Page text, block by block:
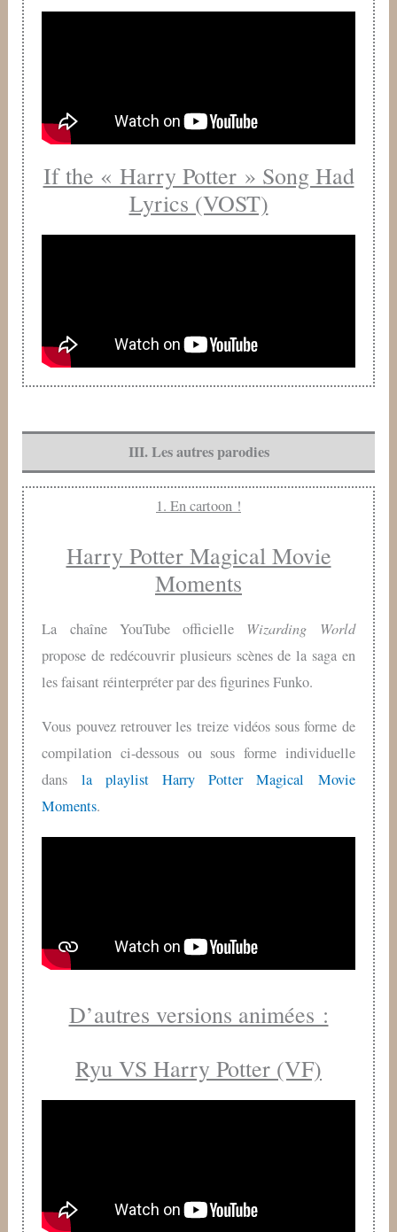
If the « Harry Potter » Song Had
Lyrics (VOST)
III. Les autres parodies
1. En cartoon !
Harry Potter Magical Movie
Moments
La chaîne YouTube officielle Wizarding World
propose de redécouvrir plusieurs scènes de la saga en
les faisant réinterpréter par des figurines Funko.
Vous pouvez retrouver les treize vidéos sous forme de
compilation ci-dessous ou sous forme individuelle
dans la playlist Harry Potter Magical Movie
Moments.
D’autres versions animées :
Ryu VS Harry Potter (VF)